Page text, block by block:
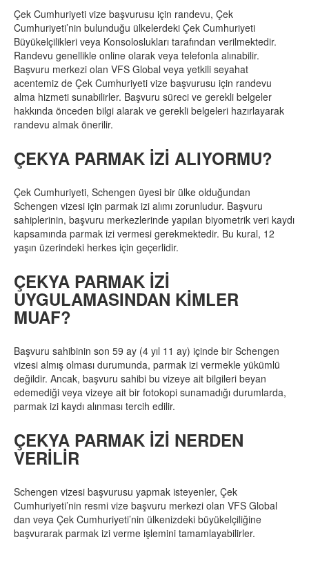
Çek Cumhuriyeti vize başvurusu için randevu, Çek
Cumhuriyeti’nin bulunduğu ülkelerdeki Çek Cumhuriyeti
Büyükelçilikleri veya Konsoloslukları tarafından verilmektedir.
Randevu genellikle online olarak veya telefonla alınabilir.
Başvuru merkezi olan VFS Global veya yetkili seyahat
acentemiz de Çek Cumhuriyeti vize başvurusu için randevu
alma hizmeti sunabilirler. Başvuru süreci ve gerekli belgeler
hakkında önceden bilgi alarak ve gerekli belgeleri hazırlayarak
randevu almak önerilir.
ÇEKYA PARMAK İZİ ALIYORMU?
Çek Cumhuriyeti, Schengen üyesi bir ülke olduğundan
Schengen vizesi için parmak izi alımı zorunludur. Başvuru
sahiplerinin, başvuru merkezlerinde yapılan biyometrik veri kaydı
kapsamında parmak izi vermesi gerekmektedir. Bu kural, 12
yaşın üzerindeki herkes için geçerlidir.
ÇEKYA PARMAK İZİ
UYGULAMASINDAN KİMLER
MUAF?
Başvuru sahibinin son 59 ay (4 yıl 11 ay) içinde bir Schengen
vizesi almış olması durumunda, parmak izi vermekle yükümlü
değildir. Ancak, başvuru sahibi bu vizeye ait bilgileri beyan
edemediği veya vizeye ait bir fotokopi sunamadığı durumlarda,
parmak izi kaydı alınması tercih edilir.
ÇEKYA PARMAK İZİ NERDEN
VERİLİR
Schengen vizesi başvurusu yapmak isteyenler, Çek
Cumhuriyeti’nin resmi vize başvuru merkezi olan VFS Global
dan veya Çek Cumhuriyeti’nin ülkenizdeki büyükelçiliğine
başvurarak parmak izi verme işlemini tamamlayabilirler.